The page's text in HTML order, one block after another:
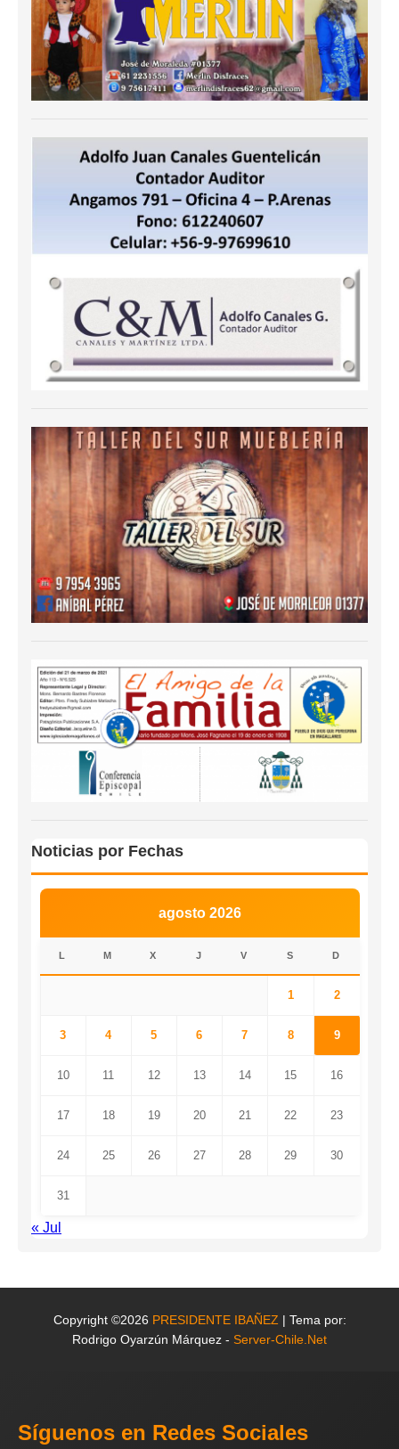
Noticias por Fechas
agosto 2026
L M X J V S D
1 2
3 4 5 6 7 8 9
10 11 12 13 14 15 16
17 18 19 20 21 22 23
24 25 26 27 28 29 30
31
« Jul
Copyright ©2026 PRESIDENTE IBAÑEZ | Tema por:
Rodrigo Oyarzún Márquez - Server-Chile.Net
Síguenos en Redes Sociales